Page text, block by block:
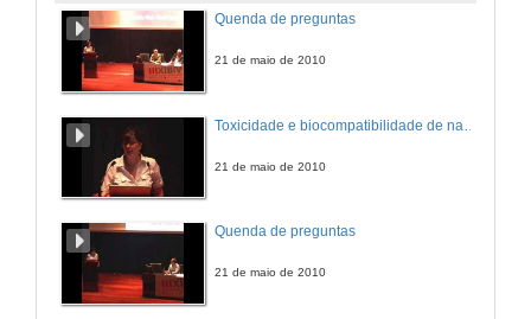
Quenda de preguntas
21 de maio de 2010
21 de maio de 2010
Quenda de preguntas
21 de maio de 2010